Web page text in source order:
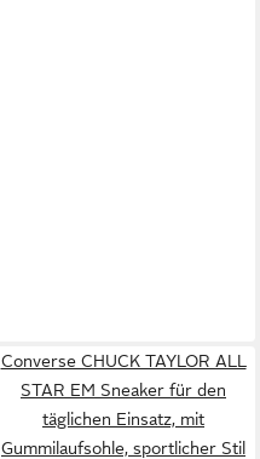
Converse CHUCK TAYLOR ALL
STAR EM Sneaker für den
täglichen Einsatz, mit
Gummilaufsohle, sportlicher Stil